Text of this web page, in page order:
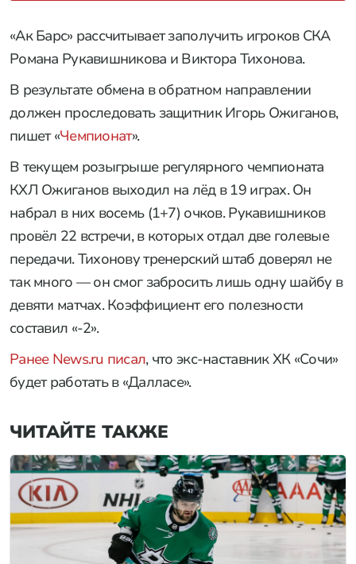
«Ак Барс» рассчитывает заполучить игроков СКА
Романа Рукавишникова и Виктора Тихонова.
В результате обмена в обратном направлении
должен проследовать защитник Игорь Ожиганов,
пишет «Чемпионат».
В текущем розыгрыше регулярного чемпионата
КХЛ Ожиганов выходил на лёд в 19 играх. Он
набрал в них восемь (1+7) очков. Рукавишников
провёл 22 встречи, в которых отдал две голевые
передачи. Тихонову тренерский штаб доверял не
так много — он смог забросить лишь одну шайбу в
девяти матчах. Коэффициент его полезности
составил «-2».
Ранее News.ru писал, что экс-наставник ХК «Сочи»
будет работать в «Далласе».
ЧИТАЙТЕ ТАКЖЕ